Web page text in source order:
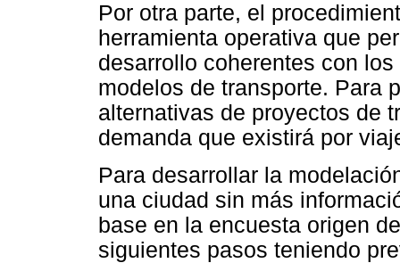
Por otra parte, el
herramienta operativa que
desarrollo coherentes con
modelos de transporte. Para
alternativas de proyectos de
demanda que existirá por
Para desarrollar la
una ciudad sin más
base en la encuesta origen
siguientes pasos teniendo